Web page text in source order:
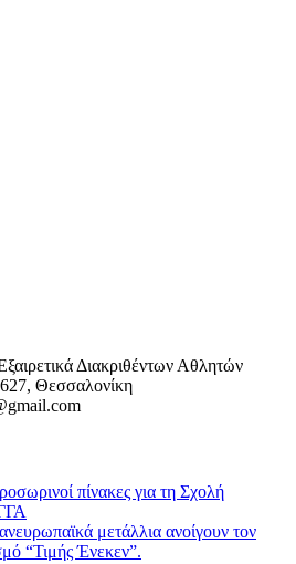
Διακριθέντων Αθλητών
Θεσσαλονίκη
πίνακες για τη Σχολή
μετάλλια ανοίγουν τον
“Τιμής Ένεκεν”.